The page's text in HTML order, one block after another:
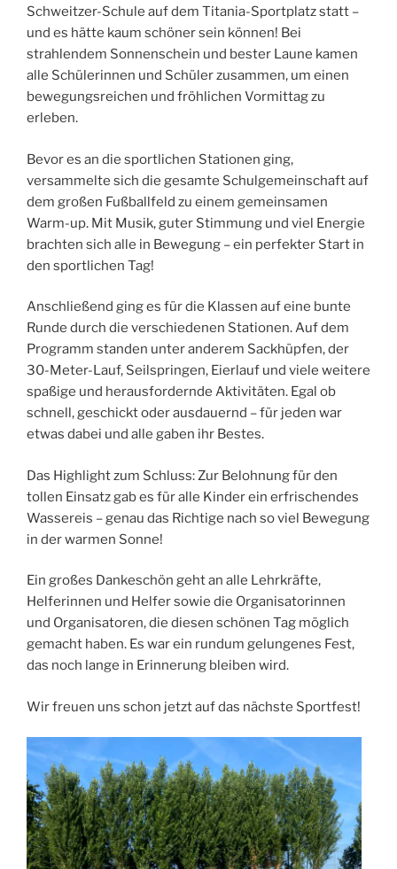
Schweitzer-Schule auf dem Titania-Sportplatz statt –
und es hätte kaum schöner sein können! Bei
strahlendem Sonnenschein und bester Laune kamen
alle Schülerinnen und Schüler zusammen, um einen
bewegungsreichen und fröhlichen Vormittag zu
erleben.
Bevor es an die sportlichen Stationen ging,
versammelte sich die gesamte Schulgemeinschaft auf
dem großen Fußballfeld zu einem gemeinsamen
Warm-up. Mit Musik, guter Stimmung und viel Energie
brachten sich alle in Bewegung – ein perfekter Start in
den sportlichen Tag!
Anschließend ging es für die Klassen auf eine bunte
Runde durch die verschiedenen Stationen. Auf dem
Programm standen unter anderem Sackhüpfen, der
30-Meter-Lauf, Seilspringen, Eierlauf und viele weitere
spaßige und herausfordernde Aktivitäten. Egal ob
schnell, geschickt oder ausdauernd – für jeden war
etwas dabei und alle gaben ihr Bestes.
Das Highlight zum Schluss: Zur Belohnung für den
tollen Einsatz gab es für alle Kinder ein erfrischendes
Wassereis – genau das Richtige nach so viel Bewegung
in der warmen Sonne!
Ein großes Dankeschön geht an alle Lehrkräfte,
Helferinnen und Helfer sowie die Organisatorinnen
und Organisatoren, die diesen schönen Tag möglich
gemacht haben. Es war ein rundum gelungenes Fest,
das noch lange in Erinnerung bleiben wird.
Wir freuen uns schon jetzt auf das nächste Sportfest!